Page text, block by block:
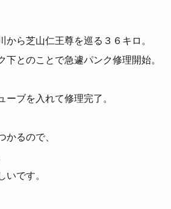
ら芝山仁王尊を巡る３６キロ。
とのことで急遽パンク修理開始。
ブを入れて修理完了。
るので、
です。